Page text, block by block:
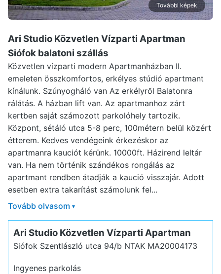
További képek
Ari Studio Közvetlen Vízparti Apartman
Siófok balatoni szállás
Közvetlen vízparti modern Apartmanházban II.
emeleten összkomfortos, erkélyes stúdió apartmant
kínálunk. Szúnyogháló van Az erkélyről Balatonra
rálátás. A házban lift van. Az apartmanhoz zárt
kertben saját számozott parkolóhely tartozik.
Központ, sétáló utca 5-8 perc, 100métern belül közért
étterem. Kedves vendégeink érkezéskor az
apartmanra kauciót kérünk. 10000ft. Házirend leltár
van. Ha nem történik szándékos rongálás az
apartmant rendben átadják a kaució visszajár. Adott
esetben extra takarítást számolunk fel...
Tovább olvasom ▾
Ari Studio Közvetlen Vízparti Apartman
Siófok Szentlászló utca 94/b NTAK MA20004173
Ingyenes parkolás